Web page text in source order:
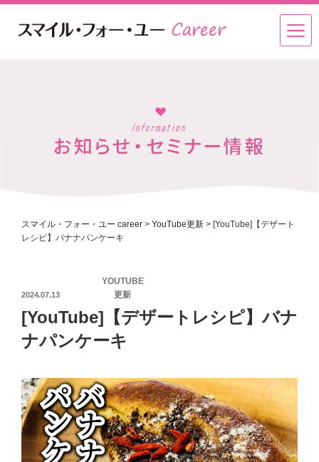
スマイル・フォー・ユー career > YouTube更新 > [YouTube]【デザート
レシピ】バナナパンケーキ
稿
2024.07.13
YOUTUBE
更新
[YouTube]【デザートレシピ】バナ
ナパンケーキ